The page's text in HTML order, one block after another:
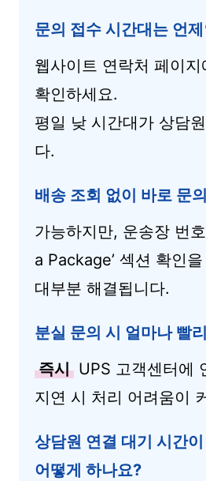
문의 접수 시간대는 언
웹사이트 연락처 페이
확인하세요.
평일 낮 시간대가 상담
다.
배송 조회 없이 바로 문
가능하지만, 운송장 번
a Package’ 섹션 확인
대부분 해결됩니다.
분실 문의 시 얼마나 빨
즉시 UPS 고객센터에
지연 시 처리 어려움이
상담원 연결 대기 시간
어떻게 하나요?